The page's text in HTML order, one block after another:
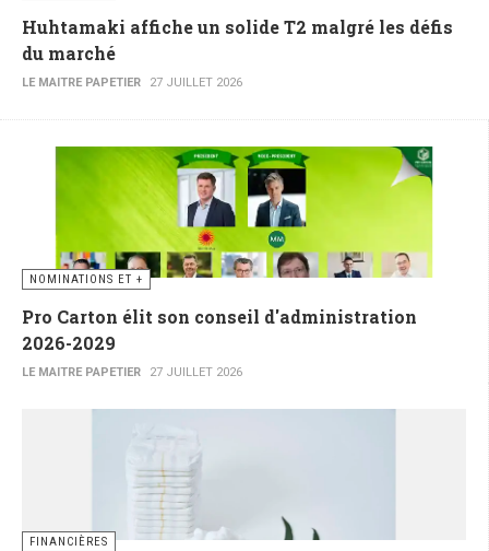
Huhtamaki affiche un solide T2 malgré les défis
du marché
LE MAITRE PAPETIER 27 JUILLET 2026
NOMINATIONS ET +
Pro Carton élit son conseil d'administration
2026-2029
LE MAITRE PAPETIER 27 JUILLET 2026
FINANCIÈRES